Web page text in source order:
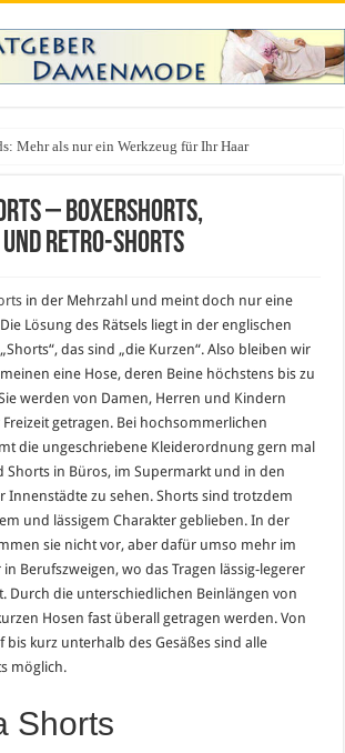
Mehr als nur ein Werkzeug für Ihr Haar
ein Festival an? Dein ultimativer Styleguide für die
– Boxershorts,
Retro-Shorts
in der Mehrzahl und meint doch nur eine
Lösung des Rätsels liegt in der englischen
das sind „die Kurzen“. Also bleiben wir
eine Hose, deren Beine höchstens bis zu
werden von Damen, Herren und Kindern
getragen. Bei hochsommerlichen
die ungeschriebene Kleiderordnung gern mal
Shorts in Büros, im Supermarkt und in den
Innenstädte zu sehen. Shorts sind trotzdem
und lässigem Charakter geblieben. In der
sie nicht vor, aber dafür umso mehr im
Berufszweigen, wo das Tragen lässig-legerer
Durch die unterschiedlichen Beinlängen von
Hosen fast überall getragen werden. Von
bis kurz unterhalb des Gesäßes sind alle
möglich.
Shorts